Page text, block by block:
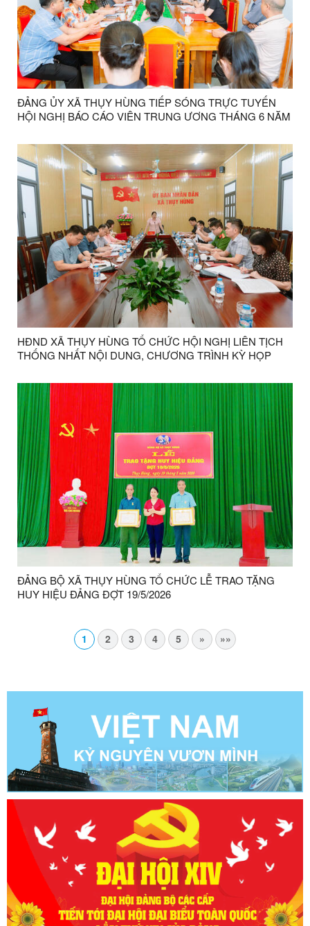
ĐẢNG ỦY XÃ THỤY HÙNG TIẾP SÓNG TRỰC TUYẾN
HỘI NGHỊ BÁO CÁO VIÊN TRUNG ƯƠNG THÁNG 6 NĂM
HĐND XÃ THỤY HÙNG TỔ CHỨC HỘI NGHỊ LIÊN TỊCH
THỐNG NHẤT NỘI DUNG, CHƯƠNG TRÌNH KỲ HỌP
ĐẢNG BỘ XÃ THỤY HÙNG TỔ CHỨC LỄ TRAO TẶNG
HUY HIỆU ĐẢNG ĐỢT 19/5/2026
1 2 3 4 5 » »»